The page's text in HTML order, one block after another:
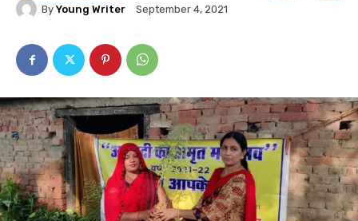
By Young Writer September 4, 2021